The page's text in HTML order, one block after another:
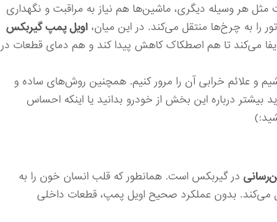
هر وسیله دیگری، ماشین‌ها هم نیاز به مراقبت و نگهداری
را به چرخ‌ها منتقل می‌کند. در این میان،اویل پمپ گیربکس
می‌کند تا هم اصطکاک کاهش پیدا کند و هم دمای قطعات در
و علائم خرابی آن را مرور کنیم. همچنین روش‌های ساده و
درباره این بخش از خودرو بدانید یا اینکه احساس
در گیربکس است. همانطور که قلب انسان خون را به
می‌کند. بدون عملکرد صحیح اویل پمپ، قطعات داخلی